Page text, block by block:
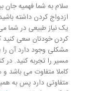
سلام به شما فهمیه جان
ازدواج کردن داشته
یک نیاز طبیعی در شما
کردن خودتان سعی کنید
مشکلی وجود دارد آن را
مسیر را تجربه کنید. در
کاملا متفاوت می
متفاوتی دارد پس به